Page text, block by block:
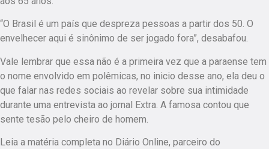
“O Brasil é um país que despreza pessoas a partir dos 50. O
envelhecer aqui é sinônimo de ser jogado fora”, desabafou.
Vale lembrar que essa não é a primeira vez que a paraense tem
o nome envolvido em polêmicas, no inicio desse ano, ela deu o
que falar nas redes sociais ao revelar sobre sua intimidade
durante uma entrevista ao jornal Extra. A famosa contou que
sente tesão pelo cheiro de homem.
Leia a matéria completa no Diário Online, parceiro do